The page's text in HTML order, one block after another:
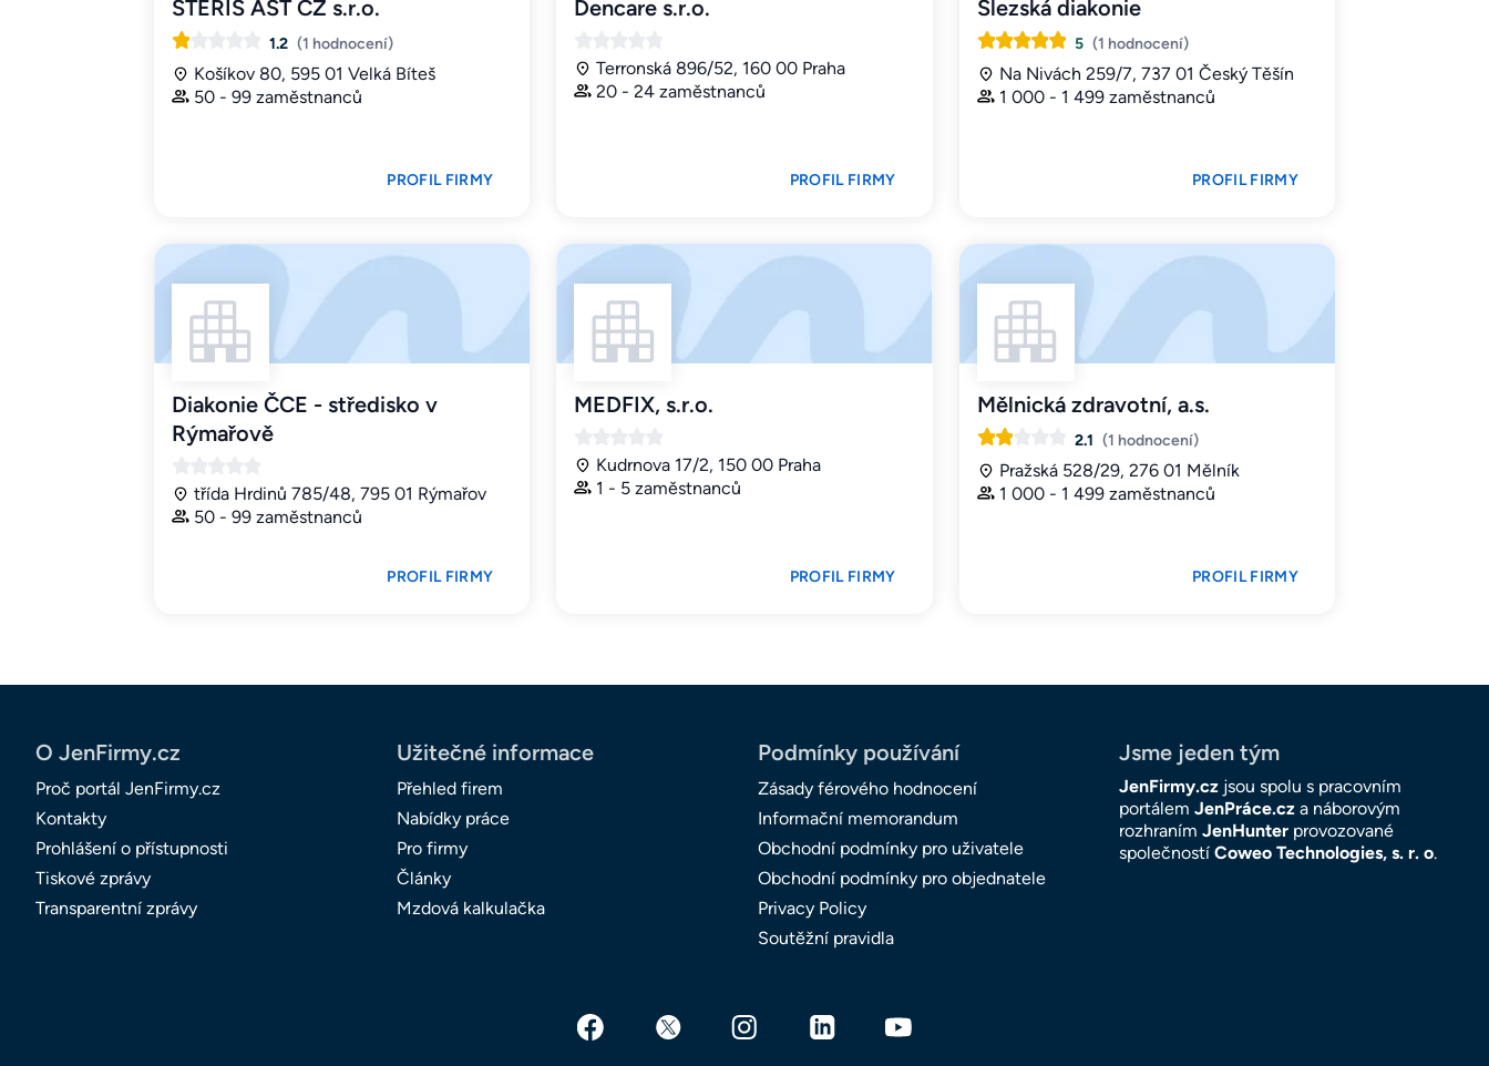
STERIS AST CZ s.r.o.
1.2 (1 hodnocení)
Košíkov 80, 595 01 Velká Bíteš
50 - 99 zaměstnanců
PROFIL FIRMY
Dencare s.r.o.
Terronská 896/52, 160 00 Praha
20 - 24 zaměstnanců
PROFIL FIRMY
Slezská diakonie
5 (1 hodnocení)
Na Nivách 259/7, 737 01 Český Těšín
1 000 - 1 499 zaměstnanců
PROFIL FIRMY
Diakonie ČCE - středisko v
Rýmařově
třída Hrdinů 785/48, 795 01 Rýmařov
50 - 99 zaměstnanců
PROFIL FIRMY
MEDFIX, s.r.o.
Kudrnova 17/2, 150 00 Praha
1 - 5 zaměstnanců
PROFIL FIRMY
Mělnická zdravotní, a.s.
2.1 (1 hodnocení)
Pražská 528/29, 276 01 Mělník
1 000 - 1 499 zaměstnanců
PROFIL FIRMY
O JenFirmy.cz
Proč portál JenFirmy.cz
Kontakty
Prohlášení o přístupnosti
Tiskové zprávy
Transparentní zprávy
Užitečné informace
Přehled firem
Nabídky práce
Pro firmy
Články
Mzdová kalkulačka
Podmínky používání
Zásady férového hodnocení
Informační memorandum
Obchodní podmínky pro uživatele
Obchodní podmínky pro objednatele
Privacy Policy
Soutěžní pravidla
Jsme jeden tým
JenFirmy.cz jsou spolu s pracovním
portálem JenPráce.cz a náborovým
rozhraním JenHunter provozované
společností Coweo Technologies, s. r. o.